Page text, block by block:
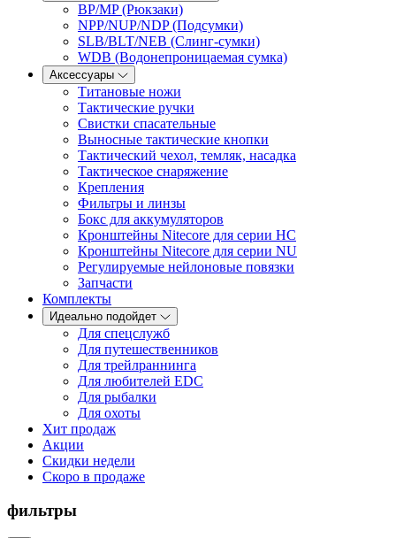
BP/MP (Рюкзаки)
NPP/NUP/NDP (Подсумки)
SLB/BLT/NEB (Слинг-сумки)
WDB (Водонепроницаемая сумка)
Аксессуары
Титановые ножи
Тактические ручки
Свистки спасательные
Выносные тактические кнопки
Тактический чехол, темляк, насадка
Тактическое снаряжение
Крепления
Фильтры и линзы
Бокс для аккумуляторов
Кронштейны Nitecore для серии HС
Кронштейны Nitecore для серии NU
Регулируемые нейлоновые повязки
Запчасти
Комплекты
Идеально подойдет
Для спецслужб
Для путешественников
Для трейлраннинга
Для любителей EDC
Для рыбалки
Для охоты
Хит продаж
Акции
Скидки недели
Скоро в продаже
фильтры